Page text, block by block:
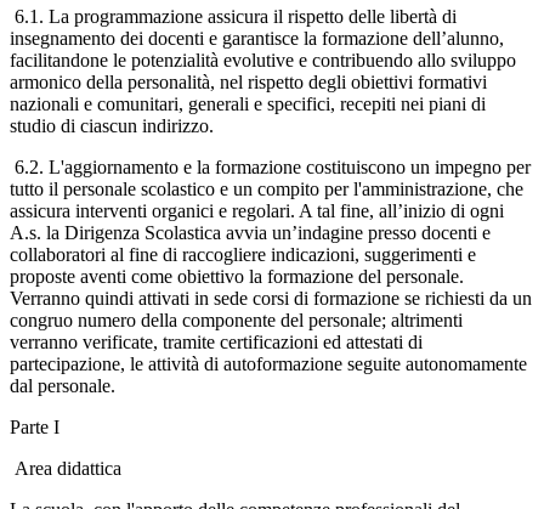
6.1. La programmazione assicura il rispetto delle libertà di
insegnamento dei docenti e garantisce la formazione dell’alunno,
facilitandone le potenzialità evolutive e contribuendo allo sviluppo
armonico della personalità, nel rispetto degli obiettivi formativi
nazionali e comunitari, generali e specifici, recepiti nei piani di
studio di ciascun indirizzo.
6.2. L'aggiornamento e la formazione costituiscono un impegno per
tutto il personale scolastico e un compito per l'amministrazione, che
assicura interventi organici e regolari. A tal fine, all’inizio di ogni
A.s. la Dirigenza Scolastica avvia un’indagine presso docenti e
collaboratori al fine di raccogliere indicazioni, suggerimenti e
proposte aventi come obiettivo la formazione del personale.
Verranno quindi attivati in sede corsi di formazione se richiesti da un
congruo numero della componente del personale; altrimenti
verranno verificate, tramite certificazioni ed attestati di
partecipazione, le attività di autoformazione seguite autonomamente
dal personale.
Parte I
Area didattica